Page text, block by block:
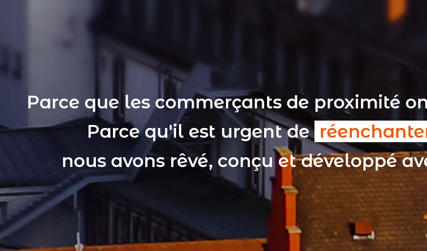
Parce que les commerçants de proximité
Parce qu'il est urgent de
nous avons rêvé, conçu et développé